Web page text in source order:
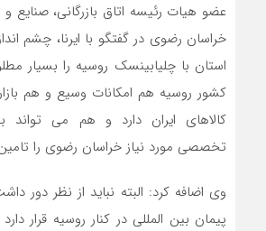
عضو هیات رئیسه اتاق بازرگانی، صنایع
خراسان رضوی در گفتگو با ایرنا، چشم
استان با چلیابینسک روسیه را بسیار
کشور روسیه هم امکانات وسیع و هم
کالاهای ایران دارد و هم می تواند
تخصصی مورد نیاز خراسان رضوی را
وی اضافه کرد: البته نباید از نظر دور
پیمان بین المللی در کنار روسیه قرار